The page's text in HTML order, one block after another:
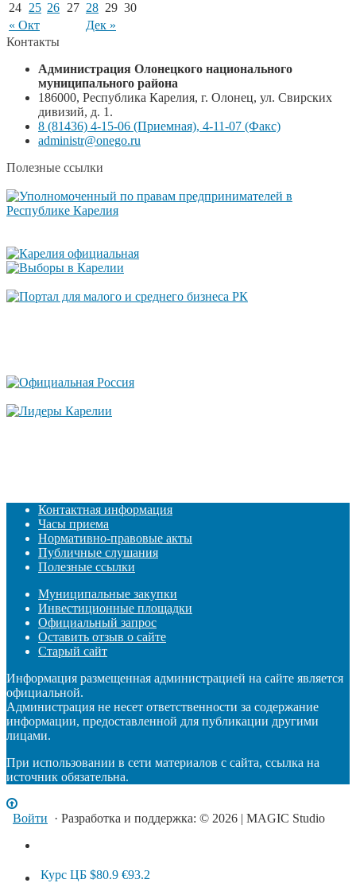
« Окт Дек »
24 25 26 27 28 29 30
Контакты
Администрация Олонецкого национального
муниципального района
186000, Республика Карелия, г. Олонец, ул. Свирских
дивизий, д. 1.
8 (81436) 4-15-06 (Приемная), 4-11-07 (Факс)
administr@onego.ru
Полезные ссылки
Контактная информация
Часы приема
Нормативно-правовые акты
Публичные слушания
Полезные ссылки
Муниципальные закупки
Инвестиционные площадки
Официальный запрос
Оставить отзыв о сайте
Старый сайт
Информация размещенная администрацией на сайте является
официальной.
Администрация не несет ответственности за содержание
информации, предоставленной для публикации другими
лицами.
При использовании в сети материалов с сайта, ссылка на
источник обязательна.
Войти · Разработка и поддержка: © 2026 | MAGIC Studio
Курс ЦБ $80.9 €93.2